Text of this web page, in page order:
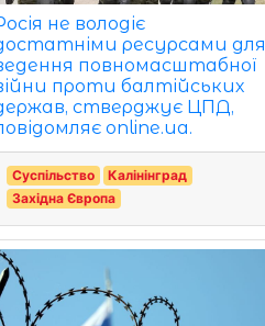
не володіє
ресурсами для
повномасштабної
проти балтійських
стверджує ЦПД,
online.ua.
Суспільство
Калінінград
Західна Європа